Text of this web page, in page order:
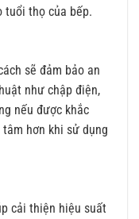
tuổi thọ của bếp.
sẽ đảm bảo an
như chập điện,
nếu được khắc
hơn khi sử dụng
cải thiện hiệu suất